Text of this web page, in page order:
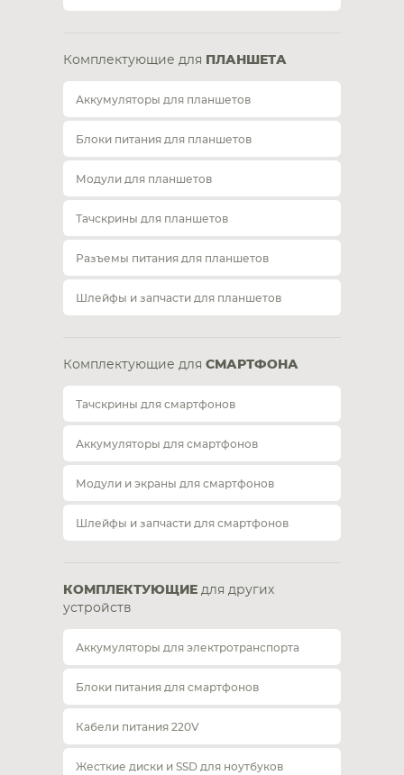
Комплектующие для ПЛАНШЕТА
Аккумуляторы для планшетов
Блоки питания для планшетов
Модули для планшетов
Тачскрины для планшетов
Разъемы питания для планшетов
Шлейфы и запчасти для планшетов
Комплектующие для СМАРТФОНА
Тачскрины для смартфонов
Аккумуляторы для смартфонов
Модули и экраны для смартфонов
Шлейфы и запчасти для смартфонов
КОМПЛЕКТУЮЩИЕ для других
устройств
Аккумуляторы для электротранспорта
Блоки питания для смартфонов
Кабели питания 220V
Жесткие диски и SSD для ноутбуков